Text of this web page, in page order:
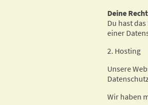
Deine
Du hast
einer
2. Hosting
Unsere
Wir haben